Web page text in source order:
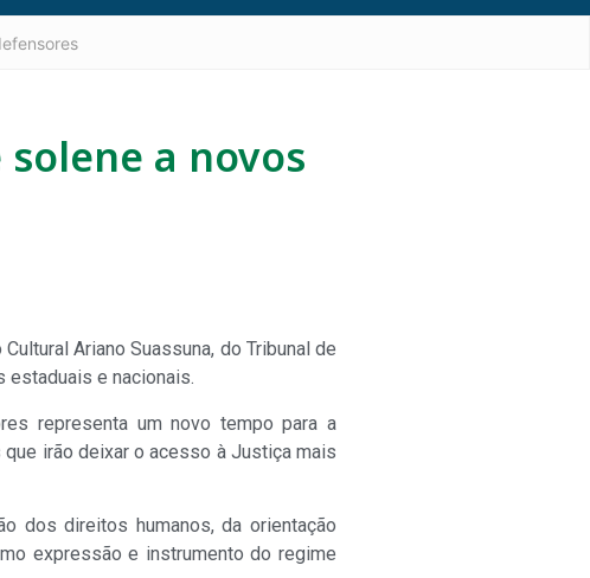
a novos
Ariano Suassuna, do Tribunal de
estaduais e nacionais.
representa um novo tempo para a
irão deixar o acesso à Justiça mais
dos direitos humanos, da orientação
expressão e instrumento do regime